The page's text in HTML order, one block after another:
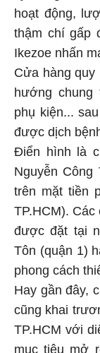
hoạt động,
thậm chí gấp
Ikezoe nhấn
Cửa hàng
hướng chung
phụ kiện...
được dịch
Điển hình là
Nguyễn Công
trên mặt tiền
TP.HCM).
được đặt tại
Tôn (quận 1)
phong cách
Hay gần đây,
cũng khai
TP.HCM với
mục tiêu mở